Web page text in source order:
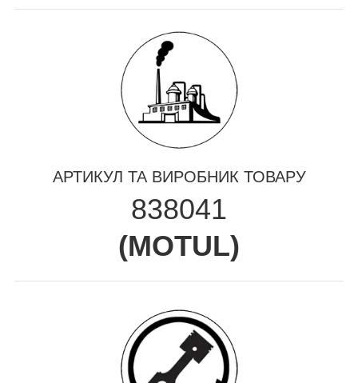
АРТИКУЛ ТА ВИРОБНИК ТОВАРУ
838041
(MOTUL)